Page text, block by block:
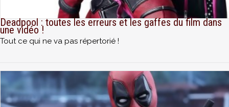
Deadpool : toutes les erreurs et les gaffes du film dans
une vidéo !
Tout ce qui ne va pas répertorié !